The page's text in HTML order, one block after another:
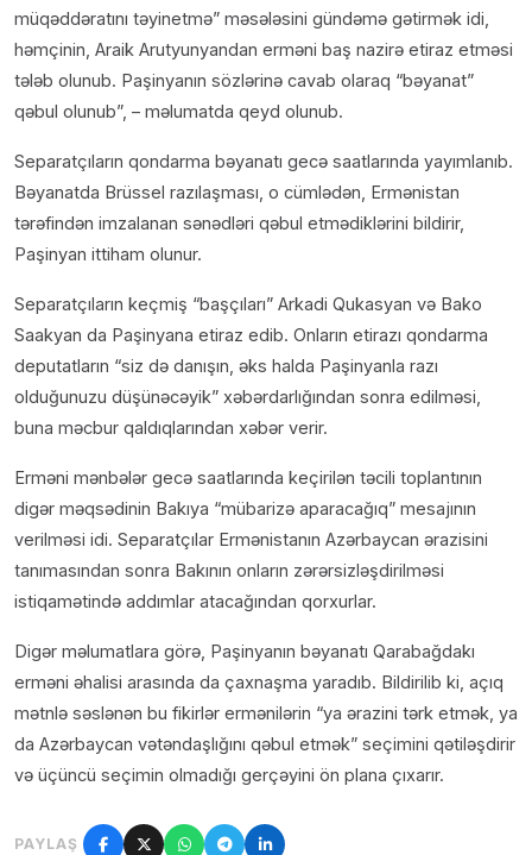
müqəddəratını təyinetmə” məsələsini gündəmə gətirmək idi,
həmçinin, Araik Arutyunyandan erməni baş nazirə etiraz etməsi
tələb olunub. Paşinyanın sözlərinə cavab olaraq “bəyanat”
qəbul olunub”, – məlumatda qeyd olunub.
Separatçıların qondarma bəyanatı gecə saatlarında yayımlanıb.
Bəyanatda Brüssel razılaşması, o cümlədən, Ermənistan
tərəfindən imzalanan sənədləri qəbul etmədiklərini bildirir,
Paşinyan ittiham olunur.
Separatçıların keçmiş “başçıları” Arkadi Qukasyan və Bako
Saakyan da Paşinyana etiraz edib. Onların etirazı qondarma
deputatların “siz də danışın, əks halda Paşinyanla razı
olduğunuzu düşünəcəyik” xəbərdarlığından sonra edilməsi,
buna məcbur qaldıqlarından xəbər verir.
Erməni mənbələr gecə saatlarında keçirilən təcili toplantının
digər məqsədinin Bakıya “mübarizə aparacağıq” mesajının
verilməsi idi. Separatçılar Ermənistanın Azərbaycan ərazisini
tanımasından sonra Bakının onların zərərsizləşdirilməsi
istiqamətində addımlar atacağından qorxurlar.
Digər məlumatlara görə, Paşinyanın bəyanatı Qarabağdakı
erməni əhalisi arasında da çaxnaşma yaradıb. Bildirilib ki, açıq
mətnlə səslənən bu fikirlər ermənilərin “ya ərazini tərk etmək, ya
da Azərbaycan vətəndaşlığını qəbul etmək” seçimini qətiləşdirir
və üçüncü seçimin olmadığı gerçəyini ön plana çıxarır.
PAYLAŞ